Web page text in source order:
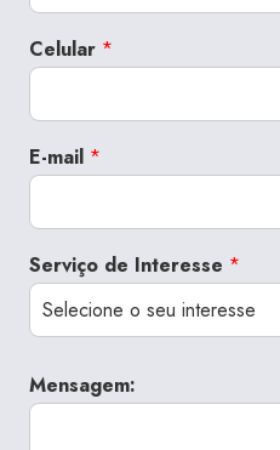
Celular *
E-mail *
Serviço de Interesse *
Mensagem: